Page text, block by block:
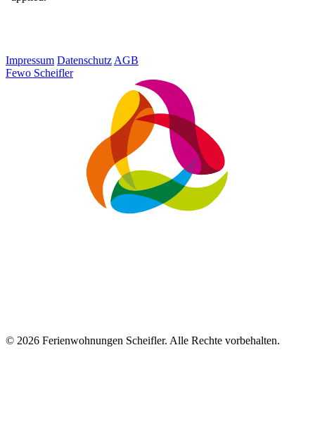
Impressum Datenschutz AGB
Fewo Scheifler
© 2026 Ferienwohnungen Scheifler. Alle Rechte vorbehalten.